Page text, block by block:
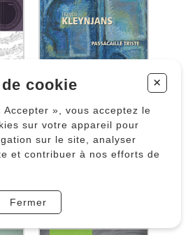
Passacaille triste,
5.89 $
DZ 1116
cookie +
Accepter », vous acceptez le
sur votre appareil pour
sur le site, analyser
et contribuer à nos efforts de
Fermer